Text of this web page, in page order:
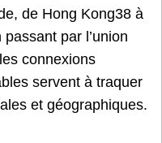
de Hong Kong38 à
par l’union
connexions
servent à traquer
et géographiques.